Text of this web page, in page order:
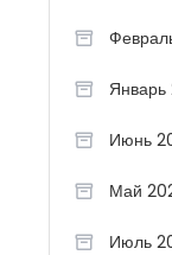
Январь
Июнь
Май
Июль